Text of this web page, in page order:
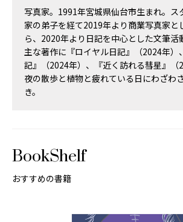
写真家。1991年宮城県仙台市生まれ。ス
家の弟子を経て2019年より商業写真家と
ら、2020年より日記を中心とした文筆活
主な著作に『ロイヤル日記』（2024年）
記』（2024年）、『近く訪れる彗星』（
夜の散歩と植物と疲れている日にわざわ
き。
BookShelf
おすすめの書籍